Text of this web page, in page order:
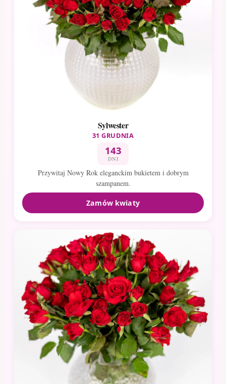
Sylwester
31 GRUDNIA
143
DNI
Przywitaj Nowy Rok eleganckim bukietem i dobrym
szampanem.
Zamów kwiaty